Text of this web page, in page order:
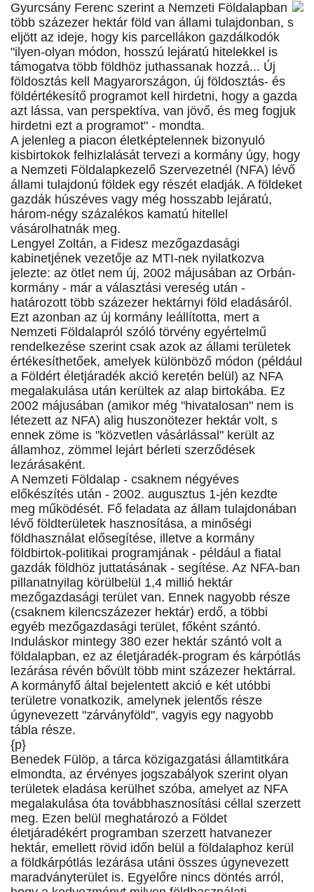
Gyurcsány Ferenc szerint a Nemzeti Földalapban
több százezer hektár föld van állami tulajdonban, s
eljött az ideje, hogy kis parcellákon gazdálkodók
"ilyen-olyan módon, hosszú lejáratú hitelekkel is
támogatva több földhöz juthassanak hozzá... Új
földosztás kell Magyarországon, új földosztás- és
földértékesítő programot kell hirdetni, hogy a gazda
azt lássa, van perspektíva, van jövő, és meg fogjuk
hirdetni ezt a programot" - mondta.
A jelenleg a piacon életképtelennek bizonyuló
kisbirtokok felhizlalását tervezi a kormány úgy, hogy
a Nemzeti Földalapkezelő Szervezetnél (NFA) lévő
állami tulajdonú földek egy részét eladják. A földeket
gazdák húszéves vagy még hosszabb lejáratú,
három-négy százalékos kamatú hitellel
vásárolhatnák meg.
Lengyel Zoltán, a Fidesz mezőgazdasági
kabinetjének vezetője az MTI-nek nyilatkozva
jelezte: az ötlet nem új, 2002 májusában az Orbán-
kormány - már a választási vereség után -
határozott több százezer hektárnyi föld eladásáról.
Ezt azonban az új kormány leállította, mert a
Nemzeti Földalapról szóló törvény egyértelmű
rendelkezése szerint csak azok az állami területek
értékesíthetőek, amelyek különböző módon (például
a Földért életjáradék akció keretén belül) az NFA
megalakulása után kerültek az alap birtokába. Ez
2002 májusában (amikor még "hivatalosan" nem is
létezett az NFA) alig huszonötezer hektár volt, s
ennek zöme is "közvetlen vásárlással" került az
államhoz, zömmel lejárt bérleti szerződések
lezárásaként.
A Nemzeti Földalap - csaknem négyéves
előkészítés után - 2002. augusztus 1-jén kezdte
meg működését. Fő feladata az állam tulajdonában
lévő földterületek hasznosítása, a minőségi
földhasználat elősegítése, illetve a kormány
földbirtok-politikai programjának - például a fiatal
gazdák földhöz juttatásának - segítése. Az NFA-ban
pillanatnyilag körülbelül 1,4 millió hektár
mezőgazdasági terület van. Ennek nagyobb része
(csaknem kilencszázezer hektár) erdő, a többi
egyéb mezőgazdasági terület, főként szántó.
Induláskor mintegy 380 ezer hektár szántó volt a
földalapban, ez az életjáradék-program és kárpótlás
lezárása révén bővült több mint százezer hektárral.
A kormányfő által bejelentett akció e két utóbbi
területre vonatkozik, amelynek jelentős része
úgynevezett "zárványföld", vagyis egy nagyobb
tábla része.
{p}
Benedek Fülöp, a tárca közigazgatási államtitkára
elmondta, az érvényes jogszabályok szerint olyan
területek eladása kerülhet szóba, amelyet az NFA
megalakulása óta továbbhasznosítási céllal szerzett
meg. Ezen belül meghatározó a Földet
életjáradékért programban szerzett hatvanezer
hektár, emellett rövid időn belül a földalaphoz kerül
a földkárpótlás lezárása utáni összes úgynevezett
maradványterület is. Egyelőre nincs döntés arról,